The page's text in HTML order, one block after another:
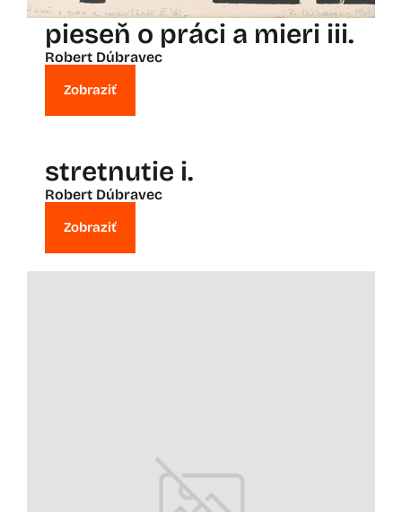
pieseň o práci a mieri iii.
Robert Dúbravec
Zobraziť
stretnutie i.
Robert Dúbravec
Zobraziť